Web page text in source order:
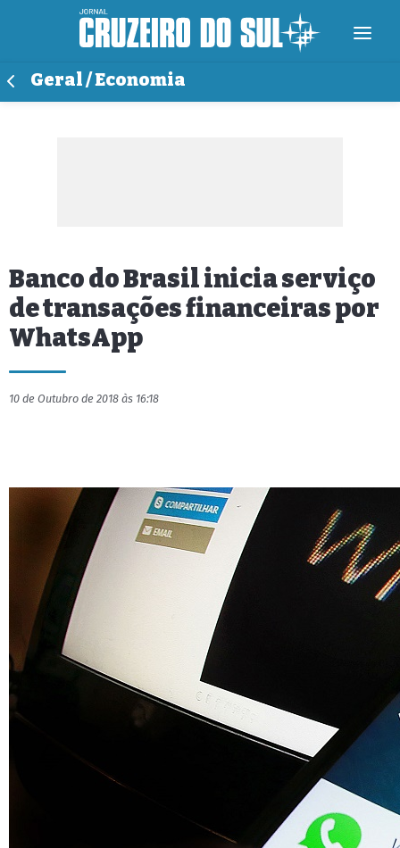
Geral / Economia
Banco do Brasil inicia serviço
de transações financeiras por
WhatsApp
10 de Outubro de 2018 às 16:18